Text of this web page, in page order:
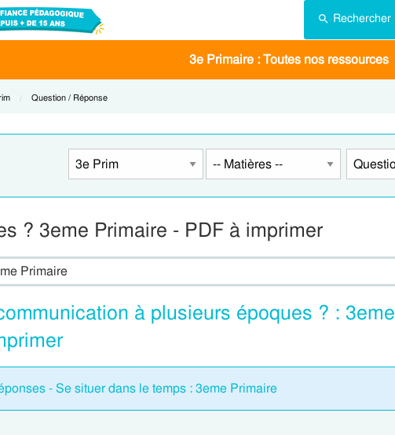
Rechercher
3e Primaire : Toutes nos ressources
Current:
Question / Réponse
? 3eme Primaire - PDF à imprimer
Primaire
à plusieurs époques ? : 3eme
- Se situer dans le temps : 3eme Primaire